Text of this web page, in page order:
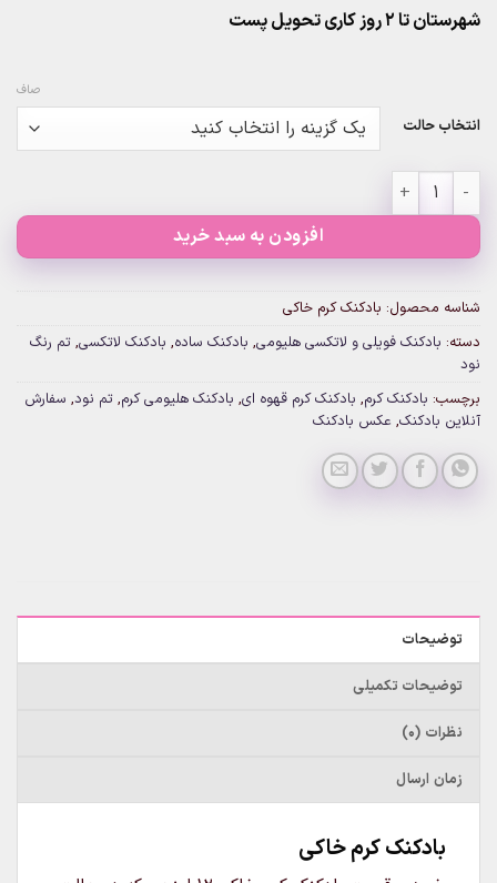
شهرستان تا 2 روز کاری تحویل پست
انتخاب حالت
صاف
بادکنک کرم خاکی عدد
افزودن به سبد خرید
شناسه محصول: بادکنک کرم خاکی
دسته: بادکنک فویلی و لاتکسی هلیومی, بادکنک ساده, بادکنک لاتکسی, تم رنگ
نود
برچسب: بادکنک کرم, بادکنک کرم قهوه ای, بادکنک هلیومی کرم, تم نود, سفارش
آنلاین بادکنک, عکس بادکنک
توضیحات
توضیحات تکمیلی
نظرات (0)
زمان ارسال
بادکنک کرم خاکی